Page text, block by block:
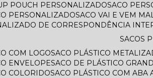
POUCH PERSONALIZADO SACO
PERSONALIZADO SACO VAI E VEM
DE CORRESPONDÊNCIA
SACOS
COM LOGO SACO PLÁSTICO
ENVELOPE SACO DE PLÁSTICO
COLORIDO SACO PLÁSTICO COM ABA